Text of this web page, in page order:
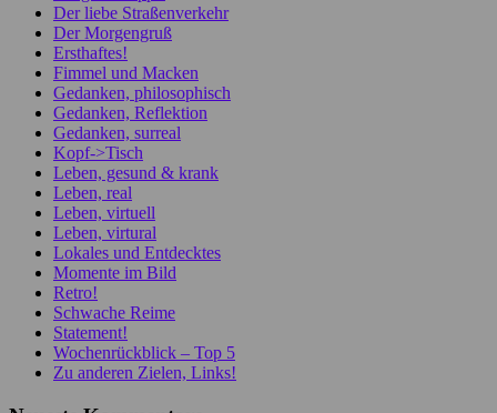
Der liebe Straßenverkehr
Der Morgengruß
Ersthaftes!
Fimmel und Macken
Gedanken, philosophisch
Gedanken, Reflektion
Gedanken, surreal
Kopf->Tisch
Leben, gesund & krank
Leben, real
Leben, virtuell
Leben, virtural
Lokales und Entdecktes
Momente im Bild
Retro!
Schwache Reime
Statement!
Wochenrückblick – Top 5
Zu anderen Zielen, Links!